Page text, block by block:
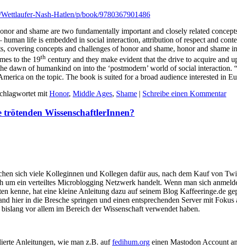
Nash-Hatlen/p/book/9780367901486
and shame are two fundamentally important and closely related
life is embedded in social interaction, attribution of respect and
covering concepts and challenges of honor and shame, honor and shame
to the 19th century and they make evident that the drive to acquire and
dawn of humankind on into the ‘postmodern’ world of social
on the topic. The book is suited for a broad audience interested in
mit Honor, Middle Ages, Shame | Schreibe einen Kommentar
WissenschaftlerInnen?
sich viele Kolleginnen und Kollegen dafür aus, nach dem Kauf von
um ein verteiltes Microblogging Netzwerk handelt. Wenn man sich
kenne, hat eine kleine Anleitung dazu auf seinem Blog Kaffeeringe.de
hier in die Bresche springen und einen entsprechenden Server mit
vor allem im Bereich der Wissenschaft verwendet haben.
Anleitungen, wie man z.B. auffedihum.org einen Mastodon Account